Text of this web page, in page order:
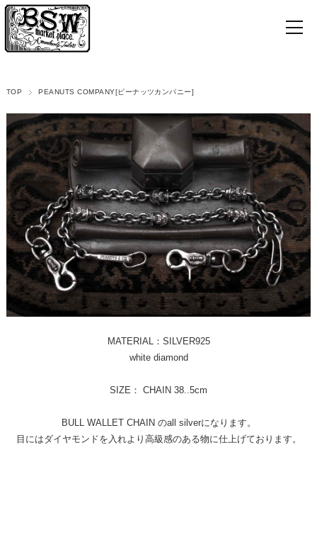
TOP PEANUTS COMPANY[ピーナッツカンパニー]
MATERIAL：SILVER925
white diamond
SIZE： CHAIN 38..5cm
BULL WALLET CHAIN のall silverになります。
目にはダイヤモンドを入れより高級感のある物に仕上げております。